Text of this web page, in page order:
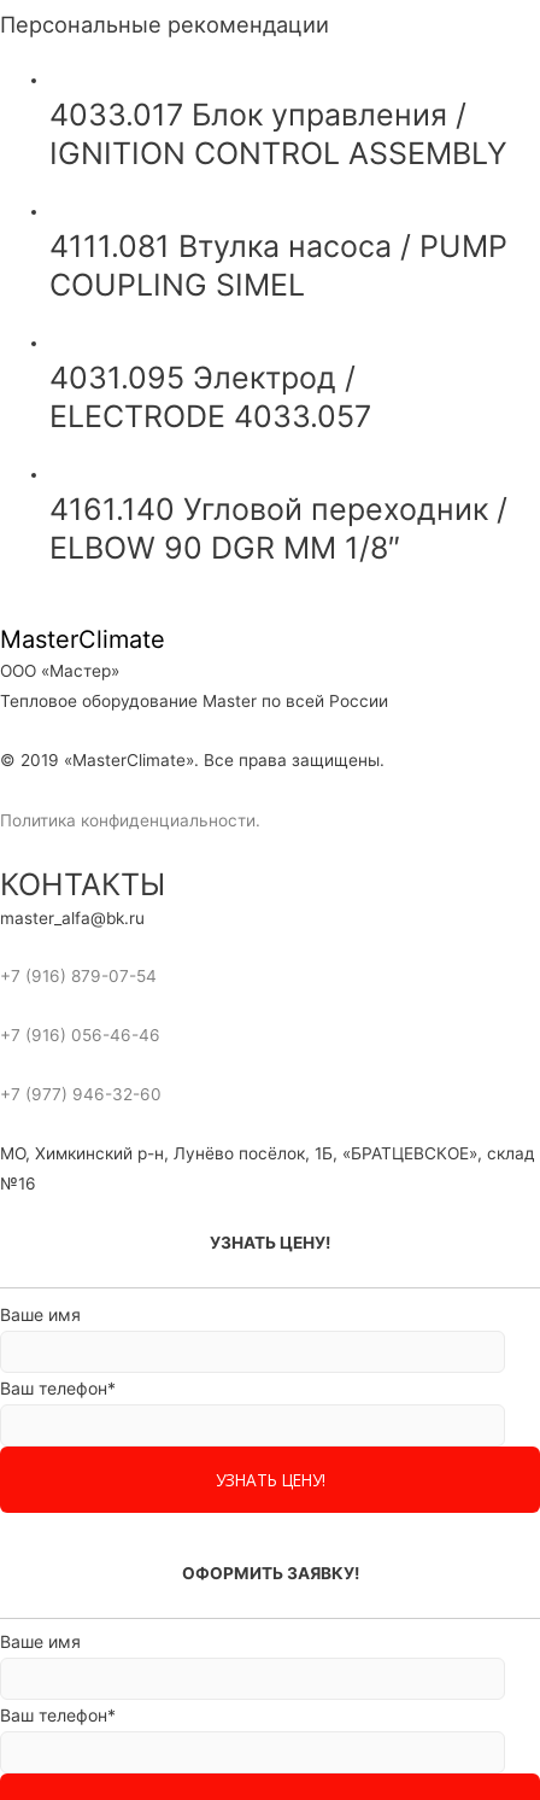
Персональные рекомендации
4033.017 Блок управления /
IGNITION CONTROL ASSEMBLY
4111.081 Втулка насоса / PUMP
COUPLING SIMEL
4031.095 Электрод /
ELECTRODE 4033.057
4161.140 Угловой переходник /
ELBOW 90 DGR MM 1/8″
MasterClimate
ООО «Мастер»
Тепловое оборудование Master по всей России
© 2019 «MasterClimate». Все права защищены.
Политика конфиденциальности.
КОНТАКТЫ
master_alfa@bk.ru
+7 (916) 879-07-54
+7 (916) 056-46-46
+7 (977) 946-32-60
МО, Химкинский р-н, Лунёво посёлок, 1Б, «БРАТЦЕВСКОЕ», склад
№16
УЗНАТЬ ЦЕНУ!
Ваше имя
Ваш телефон*
ОФОРМИТЬ ЗАЯВКУ!
Ваше имя
Ваш телефон*